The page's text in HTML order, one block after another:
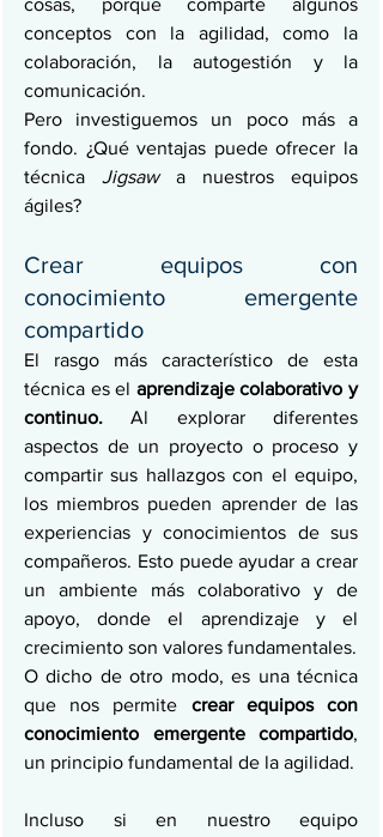
cosas, porque comparte algunos
conceptos con la agilidad, como la
colaboración, la autogestión y la
comunicación.
Pero investiguemos un poco más a
fondo. ¿Qué ventajas puede ofrecer la
técnica Jigsaw a nuestros equipos
ágiles?
Crear equipos con
conocimiento emergente
compartido
El rasgo más característico de esta
técnica es el aprendizaje colaborativo y
continuo. Al explorar diferentes
aspectos de un proyecto o proceso y
compartir sus hallazgos con el equipo,
los miembros pueden aprender de las
experiencias y conocimientos de sus
compañeros. Esto puede ayudar a crear
un ambiente más colaborativo y de
apoyo, donde el aprendizaje y el
crecimiento son valores fundamentales.
O dicho de otro modo, es una técnica
que nos permite crear equipos con
conocimiento emergente compartido,
un principio fundamental de la agilidad.
Incluso si en nuestro equipo